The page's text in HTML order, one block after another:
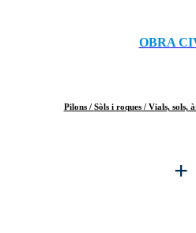
OBRA
Pilons / Sòls i roques/ Vials, sols,
+